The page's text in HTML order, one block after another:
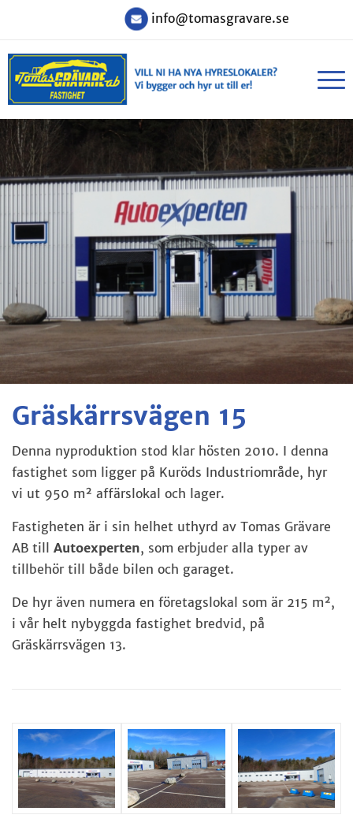
info@tomasgravare.se
Gräskärrsvägen 15
Denna nyproduktion stod klar hösten 2010. I denna
fastighet som ligger på Kuröds Industriområde, hyr
vi ut 950 m² affärslokal och lager.
Fastigheten är i sin helhet uthyrd av Tomas Grävare
AB till Autoexperten, som erbjuder alla typer av
tillbehör till både bilen och garaget.
De hyr även numera en företagslokal som är 215 m²,
i vår helt nybyggda fastighet bredvid, på
Gräskärrsvägen 13.